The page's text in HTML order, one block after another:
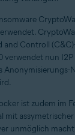
Controll
verwendet nun
Anonymisierungs-
ist zudem im
mit
unmöglich